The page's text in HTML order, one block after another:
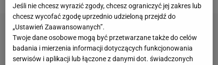
Jeśli nie chcesz wyrazić zgody, chcesz ograniczyć jej zakres lub
chcesz wycofać zgodę uprzednio udzieloną przejdź do
„Ustawień Zaawansowanych”.
Twoje dane osobowe mogą być przetwarzane także do celów
badania i mierzenia informacji dotyczących funkcjonowania
serwisów i aplikacji lub łączone z danymi dot. świadczonych